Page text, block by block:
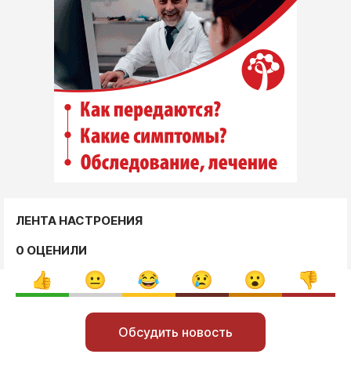
ЛЕНТА НАСТРОЕНИЯ
0 ОЦЕНИЛИ
Обсудить новость